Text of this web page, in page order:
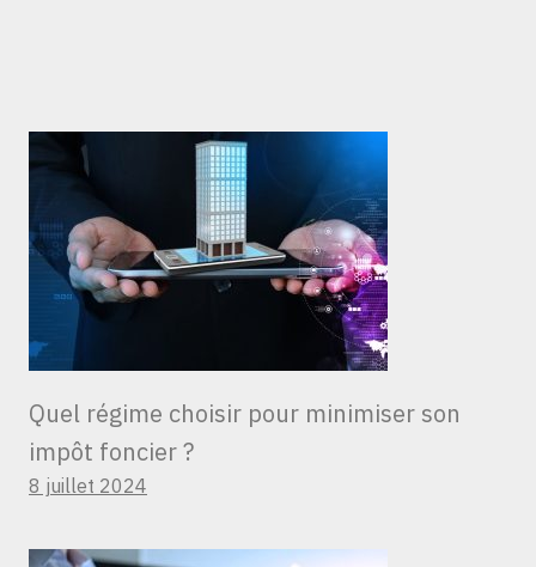
Quel régime choisir pour minimiser son
impôt foncier ?
8 juillet 2024